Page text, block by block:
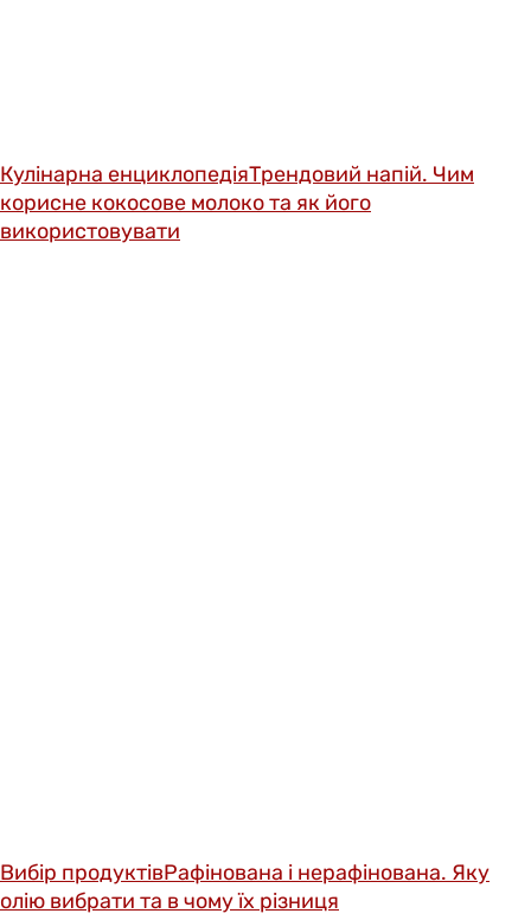
Кулінарна енциклопедіяТрендовий напій. Чим
корисне кокосове молоко та як його
використовувати
Вибір продуктівРафінована і нерафінована. Яку
олію вибрати та в чому їх різниця